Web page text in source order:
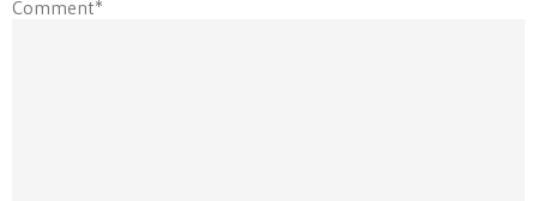
Comment*